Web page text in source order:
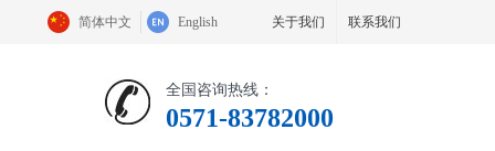
全国咨询热线：
0571-83782000
关于我们 联系我们
简体中文 English